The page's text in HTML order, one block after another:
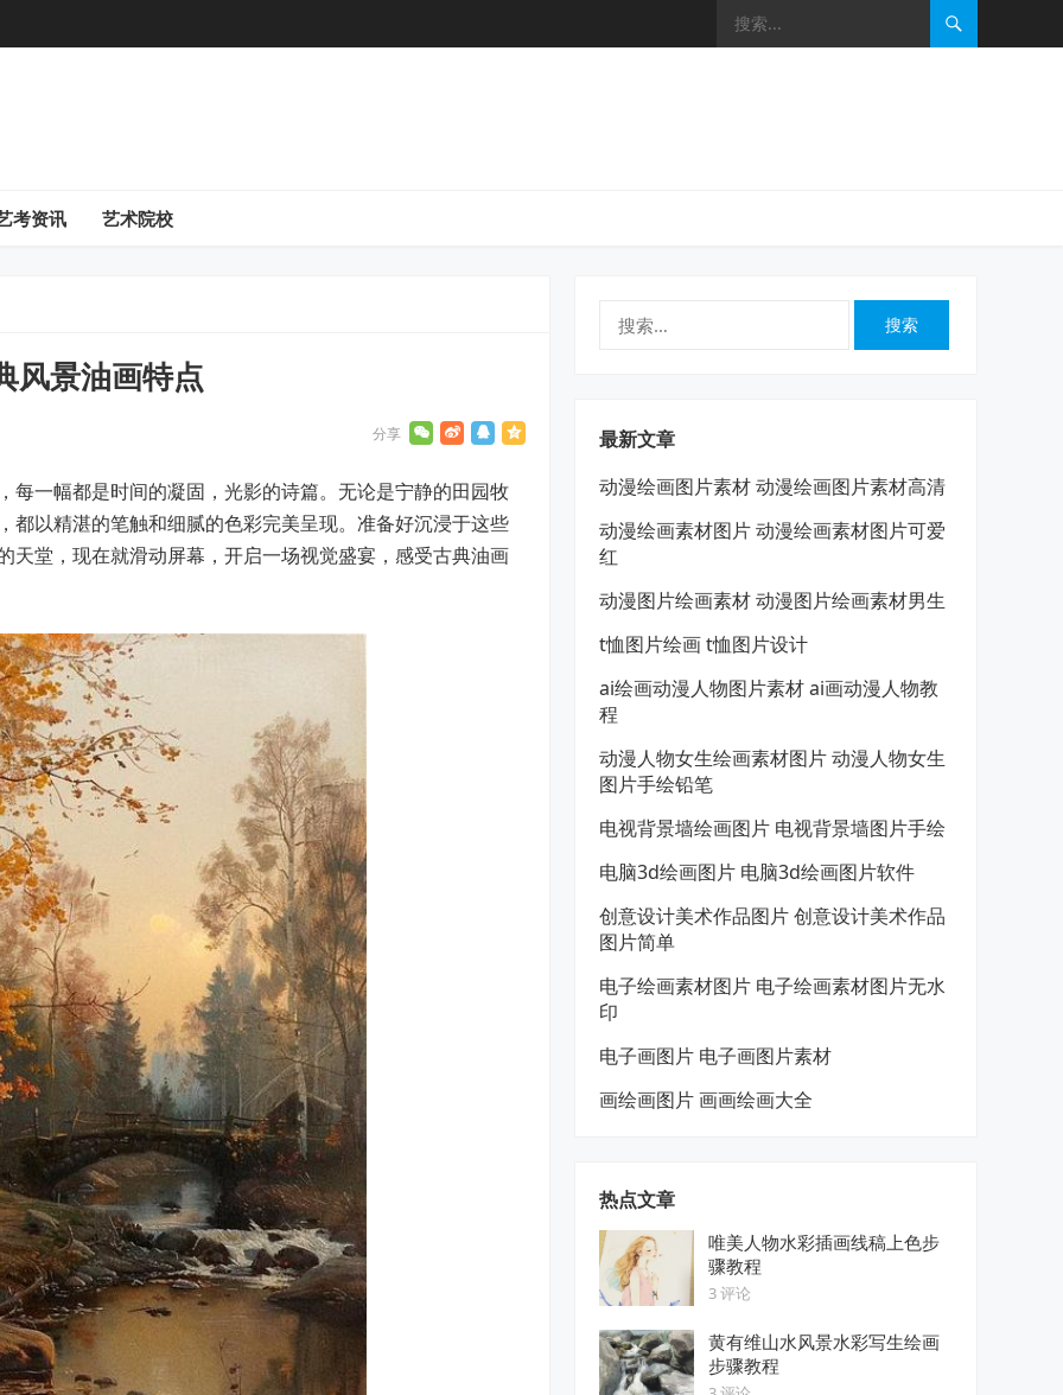
考资讯 艺术院校
风景油画特点
每一幅都是时间的凝固，光影的诗篇。无论是宁静的田园牧
都以精湛的笔触和细腻的色彩完美呈现。准备好沉浸于这些
天堂，现在就滑动屏幕，开启一场视觉盛宴，感受古典油画
最新文章
动漫绘画图片素材 动漫绘画图片素材高清
动漫绘画素材图片 动漫绘画素材图片可爱
红
动漫图片绘画素材 动漫图片绘画素材男生
t恤图片绘画 t恤图片设计
ai绘画动漫人物图片素材 ai画动漫人物教
程
动漫人物女生绘画素材图片 动漫人物女生
图片手绘铅笔
电视背景墙绘画图片 电视背景墙图片手绘
电脑3d绘画图片 电脑3d绘画图片软件
创意设计美术作品图片 创意设计美术作品
图片简单
电子绘画素材图片 电子绘画素材图片无水
印
电子画图片 电子画图片素材
画绘画图片 画画绘画大全
热点文章
唯美人物水彩插画线稿上色步
骤教程
3 评论
黄有维山水风景水彩写生绘画
步骤教程